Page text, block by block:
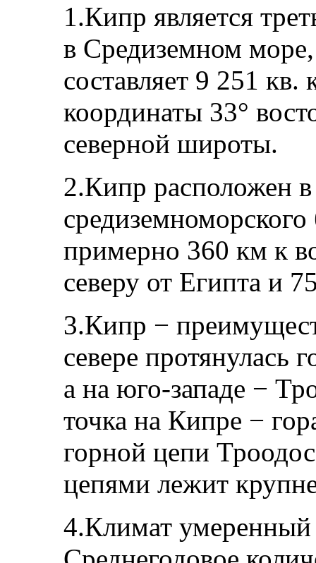
1.Кипр является
в Средиземном
составляет 9 251
координаты 33°
северной широты.
2.Кипр расположен в
средиземноморского
примерно 360 км к
северу от Египта и
3.Кипр −
севере протянулась
а на юго-западе −
точка на Кипре −
горной цепи
цепями лежит
4.Климат